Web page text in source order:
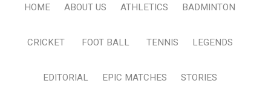
HOME ABOUT US ATHLETICS BADMINTON
CRICKET FOOT BALL TENNIS LEGENDS
EDITORIAL EPIC MATCHES STORIES